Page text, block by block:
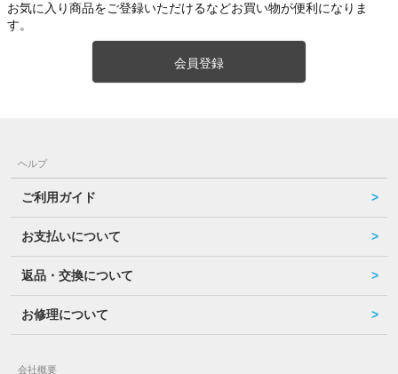
お気に入り商品をご登録いただけるなどお買い物が便利になりま
す。
会員登録
ヘルプ
ご利用ガイド
お支払いについて
返品・交換について
お修理について
会社概要